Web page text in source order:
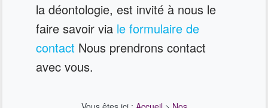
la déontologie, est invité à nous le
faire savoir via le formulaire de
contact Nous prendrons contact
avec vous.